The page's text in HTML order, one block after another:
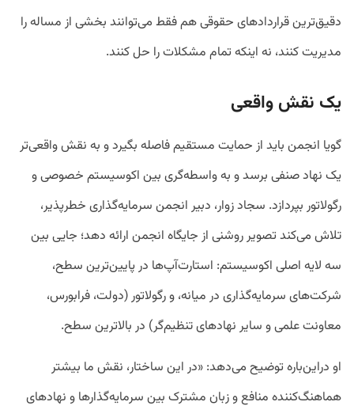
دقیق‌ترین قراردادهای حقوقی هم فقط می‌توانند بخشی از مساله را
مدیریت کنند، نه اینکه تمام مشکلات را حل کنند.
یک نقش واقعی
گویا انجمن باید از حمایت مستقیم فاصله بگیرد و به نقش واقعی‌تر
یک نهاد صنفی برسد و به واسطه‌گری بین اکوسیستم خصوصی و
رگولاتور بپردازد. سجاد زوار، دبیر انجمن سرمایه‌گذاری خطرپذیر،
تلاش می‌کند تصویر روشنی از جایگاه انجمن ارائه ‌دهد؛ جایی بین
سه لایه اصلی اکوسیستم: استارت‌آپ‌ها در پایین‌ترین سطح،
شرکت‌های سرمایه‌گذاری در میانه، و رگولاتور (دولت، فرابورس،
معاونت علمی و سایر نهادهای تنظیم‌گر) در بالاترین سطح.
او در‌این‌باره توضیح می‌دهد: «در این ساختار، نقش ما بیشتر
هماهنگ‌کننده منافع و زبان مشترک بین سرمایه‌گذارها و نهادهای